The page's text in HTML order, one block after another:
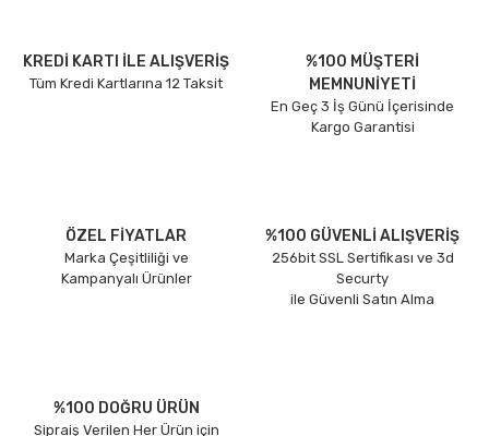
KREDİ KARTI İLE ALIŞVERİŞ
Tüm Kredi Kartlarına 12 Taksit
%100 MÜŞTERİ
MEMNUNİYETİ
En Geç 3 İş Günü İçerisinde
Kargo Garantisi
ÖZEL FİYATLAR
Marka Çeşitliliği ve
Kampanyalı Ürünler
%100 GÜVENLİ ALIŞVERİŞ
256bit SSL Sertifikası ve 3d
Securty
ile Güvenli Satın Alma
%100 DOĞRU ÜRÜN
Sipraiş Verilen Her Ürün için